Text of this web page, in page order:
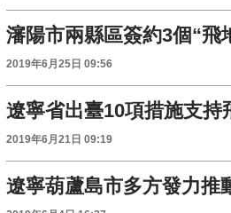
瀋陽市兩縣區簽約3個“飛
2019年6月25日 09:56
遼寧省出臺10項措施支持
2019年6月21日 09:19
遼寧葫蘆島市多方發力推